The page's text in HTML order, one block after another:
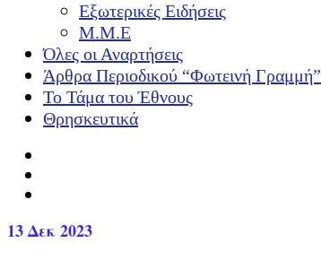
Εξωτερικές Ειδήσεις
Μ.Μ.Ε
Όλες οι Αναρτήσεις
Άρθρα Περιοδικού “Φωτεινή Γραμμή”
Το Τάμα του Έθνους
Θρησκευτικά
13Δεκ 2023